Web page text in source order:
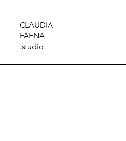
CLAUDIA
FAENA
.studio